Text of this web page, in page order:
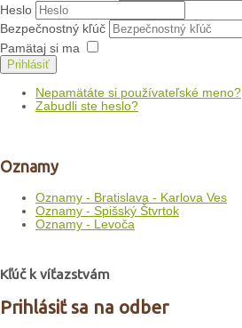
Heslo
Bezpečnostný kľúč
Pamätaj si ma
Prihlásiť
Nepamätáte si používateľské meno?
Zabudli ste heslo?
Oznamy
Oznamy - Bratislava - Karlova Ves
Oznamy - Spišský Štvrtok
Oznamy - Levoča
Kľúč k víťazstvám
Prihlásiť sa na odber